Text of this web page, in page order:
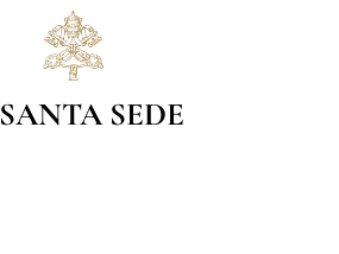
SANTA SEDE